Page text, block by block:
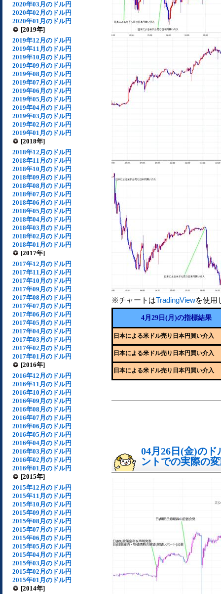
2020年03月のドル円
2020年02月のドル円
2020年01月のドル円
[2019年]
2019年12月のドル円
2019年11月のドル円
2019年10月のドル円
2019年09月のドル円
2019年08月のドル円
2019年07月のドル円
2019年06月のドル円
2019年05月のドル円
2019年04月のドル円
2019年03月のドル円
2019年02月のドル円
2019年01月のドル円
[2018年]
2018年12月のドル円
2018年11月のドル円
2018年10月のドル円
2018年09月のドル円
2018年08月のドル円
2018年07月のドル円
2018年06月のドル円
2018年05月のドル円
2018年04月のドル円
2018年03月のドル円
2018年02月のドル円
2018年01月のドル円
[2017年]
2017年12月のドル円
2017年11月のドル円
2017年10月のドル円
2017年09月のドル円
2017年08月のドル円
2017年07月のドル円
2017年06月のドル円
2017年05月のドル円
2017年04月のドル円
2017年03月のドル円
2017年02月のドル円
2017年01月のドル円
[2016年]
2016年12月のドル円
2016年11月のドル円
2016年10月のドル円
2016年09月のドル円
2016年08月のドル円
2016年07月のドル円
2016年06月のドル円
2016年05月のドル円
2016年04月のドル円
2016年03月のドル円
2016年02月のドル円
2016年01月のドル円
[2015年]
2015年12月のドル円
2015年11月のドル円
2015年10月のドル円
2015年09月のドル円
2015年08月のドル円
2015年07月のドル円
2015年06月のドル円
2015年05月のドル円
2015年04月のドル円
2015年03月のドル円
2015年02月のドル円
2015年01月のドル円
[2014年]
※チャートはTradingViewを使用
4月29日(月)の指標結果
日本による米ドル売り日本円買い介入
日本による米ドル売り日本円買い介入
日本による米ドル売り日本円買い介入
04月26日(金)の
ントでの実際の